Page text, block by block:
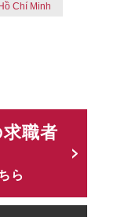
Chí Minh
職者
ら